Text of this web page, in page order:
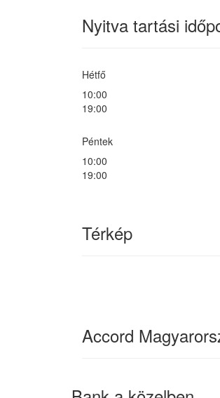
Nyitva tartási
Hétfő
10:00
19:00
Péntek
10:00
19:00
Térkép
Accord